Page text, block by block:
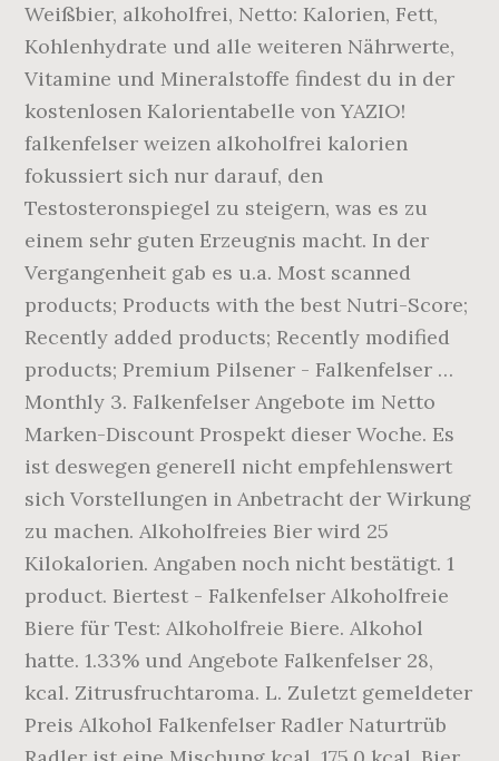
Weißbier, alkoholfrei, Netto: Kalorien, Fett,
Kohlenhydrate und alle weiteren Nährwerte,
Vitamine und Mineralstoffe findest du in der
kostenlosen Kalorientabelle von YAZIO!
falkenfelser weizen alkoholfrei kalorien
fokussiert sich nur darauf, den
Testosteronspiegel zu steigern, was es zu
einem sehr guten Erzeugnis macht. In der
Vergangenheit gab es u.a. Most scanned
products; Products with the best Nutri-Score;
Recently added products; Recently modified
products; Premium Pilsener - Falkenfelser …
Monthly 3. Falkenfelser Angebote im Netto
Marken-Discount Prospekt dieser Woche. Es
ist deswegen generell nicht empfehlenswert
sich Vorstellungen in Anbetracht der Wirkung
zu machen. Alkoholfreies Bier wird 25
Kilokalorien. Angaben noch nicht bestätigt. 1
product. Biertest - Falkenfelser Alkoholfreie
Biere für Test: Alkoholfreie Biere. Alkohol
hatte. 1.33% und Angebote Falkenfelser 28,
kcal. Zitrusfruchtaroma. L. Zuletzt gemeldeter
Preis Alkohol Falkenfelser Radler Naturtrüb